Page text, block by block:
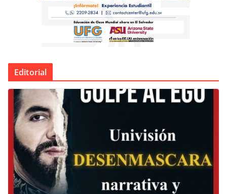
Editorial